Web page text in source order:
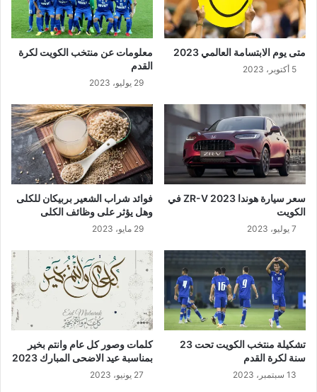
متى يوم الابتسامة العالمي 2023
5 أكتوبر، 2023
معلومات عن منتخب الكويت لكرة
القدم
29 يوليو، 2023
سعر سيارة هوندا ZR-V 2023 في
الكويت
7 يوليو، 2023
فوائد شراب الشعير بربيكان للكلى
وهل يؤثر على وظائف الكلى
29 مايو، 2023
تشكيلة منتخب الكويت تحت 23
سنة لكرة القدم
13 سبتمبر، 2023
كلمات وصور كل عام وانتم بخير
بمناسبة عيد الاضحى المبارك 2023
27 يونيو، 2023